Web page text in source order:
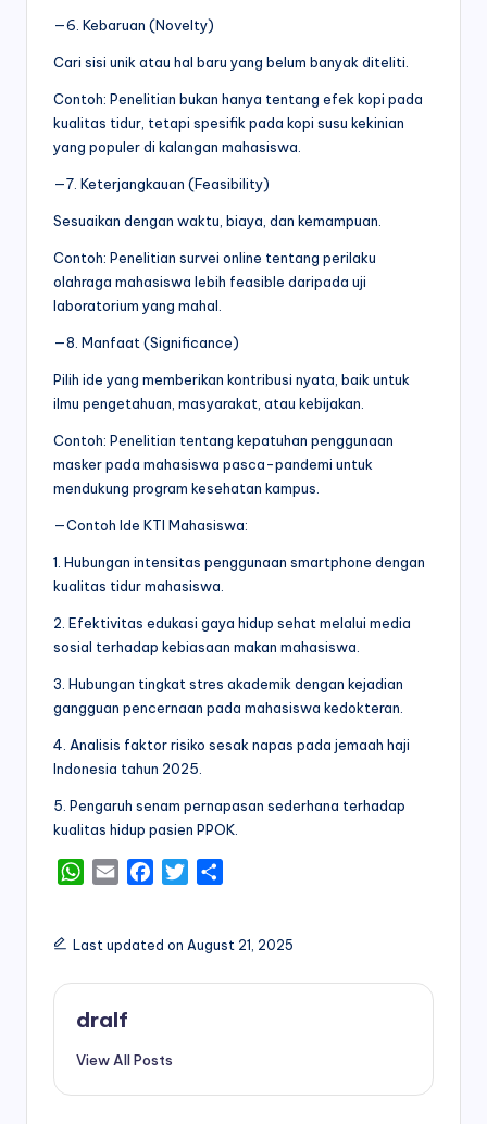
—6. Kebaruan (Novelty)
Cari sisi unik atau hal baru yang belum banyak diteliti.
Contoh: Penelitian bukan hanya tentang efek kopi pada
kualitas tidur, tetapi spesifik pada kopi susu kekinian
yang populer di kalangan mahasiswa.
—7. Keterjangkauan (Feasibility)
Sesuaikan dengan waktu, biaya, dan kemampuan.
Contoh: Penelitian survei online tentang perilaku
olahraga mahasiswa lebih feasible daripada uji
laboratorium yang mahal.
—8. Manfaat (Significance)
Pilih ide yang memberikan kontribusi nyata, baik untuk
ilmu pengetahuan, masyarakat, atau kebijakan.
Contoh: Penelitian tentang kepatuhan penggunaan
masker pada mahasiswa pasca-pandemi untuk
mendukung program kesehatan kampus.
—Contoh Ide KTI Mahasiswa:
1. Hubungan intensitas penggunaan smartphone dengan
kualitas tidur mahasiswa.
2. Efektivitas edukasi gaya hidup sehat melalui media
sosial terhadap kebiasaan makan mahasiswa.
3. Hubungan tingkat stres akademik dengan kejadian
gangguan pencernaan pada mahasiswa kedokteran.
4. Analisis faktor risiko sesak napas pada jemaah haji
Indonesia tahun 2025.
5. Pengaruh senam pernapasan sederhana terhadap
kualitas hidup pasien PPOK.
W
t
p
p
i
e
k
t
r
Last updated on August 21, 2025
dralf
View All Posts